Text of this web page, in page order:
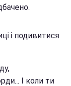
і подивитися
І коли ти